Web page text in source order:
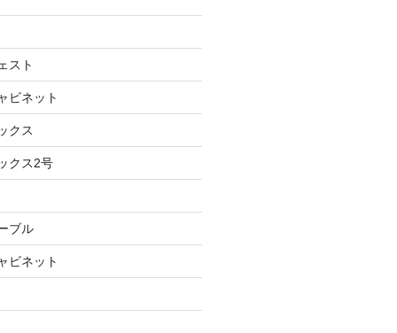
スト
ビネット
クス
クス2号
ブル
ビネット